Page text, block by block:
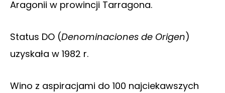
Aragonii w prowincji Tarragona.
Status DO (Denominaciones de Origen)
uzyskała w 1982 r.
Wino z aspiracjami do 100 najciekawszych